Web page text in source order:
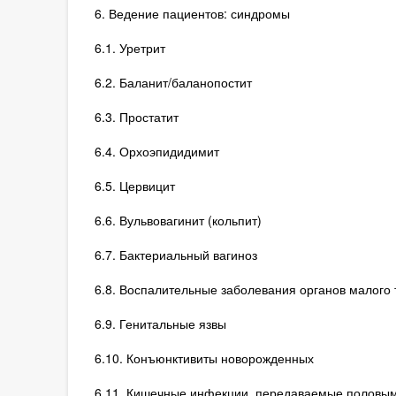
6. Ведение пациентов: синдромы
6.1. Уретрит
6.2. Баланит/баланопостит
6.3. Простатит
6.4. Орхоэпидидимит
6.5. Цервицит
6.6. Вульвовагинит (кольпит)
6.7. Бактериальный вагиноз
6.8. Воспалительные заболевания органов малого
6.9. Генитальные язвы
6.10. Конъюнктивиты новорожденных
6.11. Кишечные инфекции, передаваемые